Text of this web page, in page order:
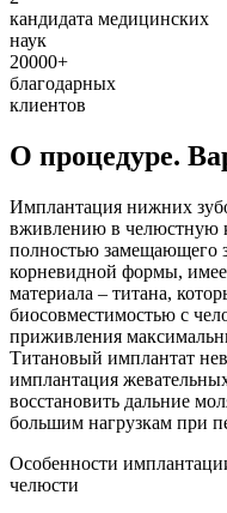
кандидата медицинских
наук
20000+
благодарных
клиентов
О процедуре.
Имплантация нижних
вживлению в челюстную
полностью замещающего
корневидной формы,
материала – титана,
биосовместимостью с
приживления
Титановый имплантат
имплантация
восстановить дальние
большим нагрузкам при
Особенности
челюсти